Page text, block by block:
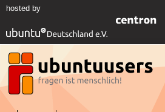
hosted by